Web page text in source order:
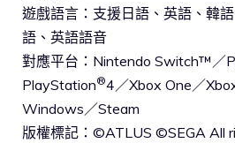
遊戲語言：支援日語、英語、韓
語、英語語音
對應平台：Nintendo Switch™／
PlayStation®4／Xbox One／
Windows／Steam
版權標記：©ATLUS ©SEGA All